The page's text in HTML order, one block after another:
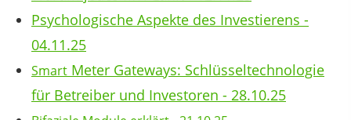
Psychologische Aspekte des Investierens -
04.11.25
Smart Meter Gateways: Schlüsseltechnologie
für Betreiber und Investoren - 28.10.25